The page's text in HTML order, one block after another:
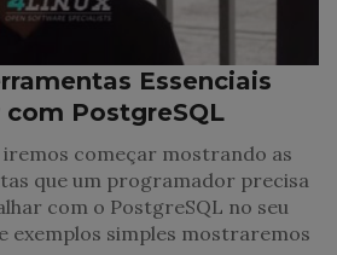
Essenciais
PostgreSQL
começar mostrando as
que um programador precisa
com o PostgreSQL no seu
exemplos simples mostraremos